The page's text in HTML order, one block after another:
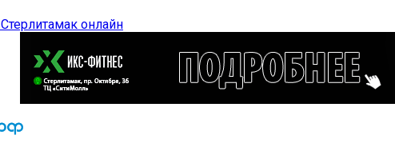
Стерлитамак онлайн